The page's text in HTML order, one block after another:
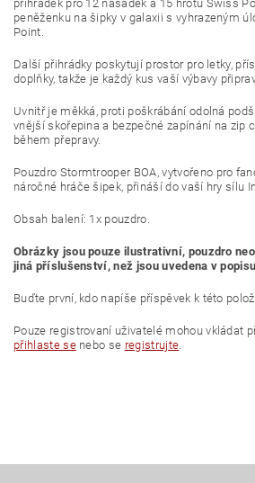
přihrádek pro 12 násadek a 15 hrotů Swiss
peněženku na šipky v galaxii s vyhrazeným
Point.
Další přihrádky poskytují prostor pro letky,
doplňky, takže je každý kus vaší výbavy
Uvnitř je měkká, proti poškrábání odolná
vnější skořepina a bezpečné zapínání na zip
během přepravy.
Pouzdro Stormtrooper BOA, vytvořeno pro
náročné hráče šipek, přináší do vaší hry sílu
Obsah balení: 1x pouzdro.
Obrázky jsou pouze ilustrativní, pouzdro
jiná příslušenství, než jsou uvedena v
Buďte první, kdo napíše příspěvek k této
Pouze registrovaní uživatelé mohou vkládat
přihlaste senebo se registrujte.